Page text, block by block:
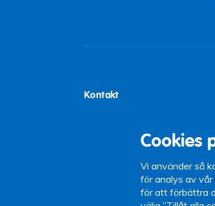
Cookies
Vi använder så
för analys av
för att förbättra
Kontakt
102 42 Stockholm